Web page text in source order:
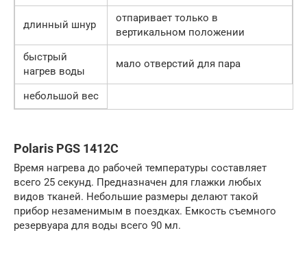
длинный шнур
отпаривает только в
вертикальном положении
быстрый
нагрев воды
мало отверстий для пара
небольшой вес
Polaris PGS 1412C
Время нагрева до рабочей температуры составляет
всего 25 секунд. Предназначен для глажки любых
видов тканей. Небольшие размеры делают такой
прибор незаменимым в поездках. Емкость съемного
резервуара для воды всего 90 мл.